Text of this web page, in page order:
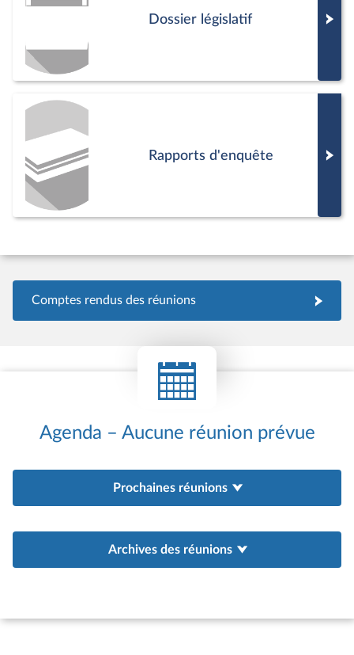
aussi rénover nos institutions pour
Dossier législatif
Rapports d'enquête
Comptes rendus des réunions
Agenda – Aucune réunion prévue
Prochaines réunions
Archives des réunions